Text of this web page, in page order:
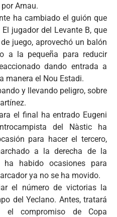
Arnau.
ha cambiado el guión que
jugador del Levante B, que
juego, aprovechó un balón
a la pequeña para reducir
dando entrada a
manera el Nou Estadi.
y llevando peligro, sobre
el final ha entrado Eugeni
del Nàstic ha
para hacer el tercero,
a la derecha de la
ha habido ocasiones para
ya no se ha movido.
el número de victorias la
del Yeclano. Antes, tratará
el compromiso de Copa